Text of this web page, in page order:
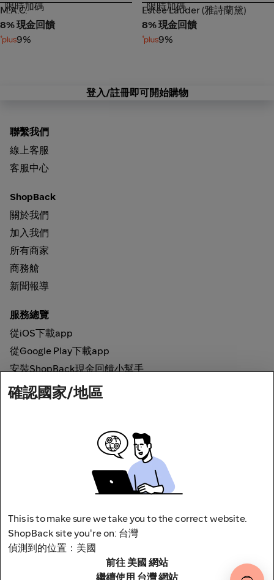
M.A.C.
限時加碼
M.A.C.
8% 現金回饋
9%
Estée Lauder (雅詩蘭黛)
限時加碼
Estée Lauder (雅詩蘭黛)
8% 現金回饋
9%
登入/註冊即可開始購物
聯繫我們
線上客服
客服中心
ShopBack
關於我們
加入我們
所有商家
商務艙
新聞報導
服務總覽
從iOS下載app
從Google Play下載app
安裝ShopBack現金回饋小幫手
如何運作
地址：台北市松山區南京東路四段1號8樓
隱私權政策
確認國家/地區
This is to make sure we take you to the correct website.
ShopBack site you're on: 台灣
偵測到的位置：美國
前往 美國 網站
繼續使用 台灣 網站